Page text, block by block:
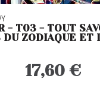
- T03 - TOUT
DU ZODIAQUE ET
17,60 €